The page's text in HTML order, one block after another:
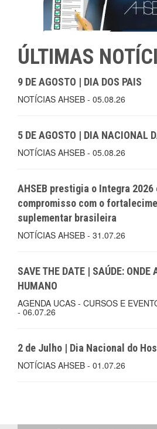
ÚLTIMAS
9 DE AGOSTO | DIA DOS PAIS
NOTÍCIAS AHSEB - 05.08.26
5 DE AGOSTO | DIA NACIONAL
NOTÍCIAS AHSEB - 05.08.26
AHSEB prestigia o Integra
compromisso com o
suplementar brasileira
NOTÍCIAS AHSEB - 31.07.26
SAVE THE DATE | SAÚDE: ONDE
HUMANO
AGENDA UCAS - CURSOS E
- 06.07.26
2 de Julho | Dia Nacional do
NOTÍCIAS AHSEB - 01.07.26